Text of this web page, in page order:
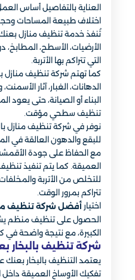
العناية بالتفاصيل أساس
اختلاف طبيعة المساحات
تُنفذ خدمة تنظيف منازل
الأرضيات، الأسطح، المطابخ،
التي تتراكم بها الأتربة.
كما تهتم شركة تنظيف منازل
الدهانات، الغبار، آثار
البناء أو الصيانة، حتى يعود
تنظيف سطحي مؤقت.
نوفر في شركة تنظيف منازل
للبقع والدهون العالقة في
مع الحفاظ على جودة الأقمشة
العميقة. كما يتم تنفيذ
للتخلص من الأتربة
تتراكم بمرور الوقت.
اختيار أفضل شركة تنظيف
الحصول على تنظيف منظم
الكبيرة، مع نتيجة واضحة في
شركة تنظيف بالبخار
يعتمد التنظيف بالبخار
تفكيك الأوساخ العميقة